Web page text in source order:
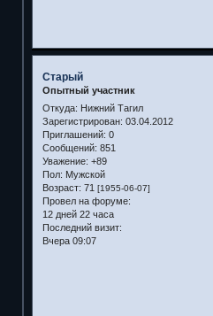
Старый
Опытный участник
Откуда: Нижний Тагил
Зарегистрирован: 03.04.2012
Приглашений: 0
Сообщений: 851
Уважение: +89
Пол: Мужской
Возраст: 71 [1955-06-07]
Провел на форуме:
12 дней 22 часа
Последний визит:
Вчера 09:07